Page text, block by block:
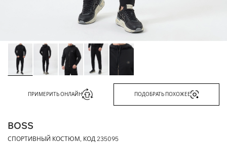
ПРИМЕРИТЬ ОНЛАЙН ПОДОБРАТЬ ПОХОЖЕЕ
BOSS
СПОРТИВНЫЙ КОСТЮМ, КОД 235095